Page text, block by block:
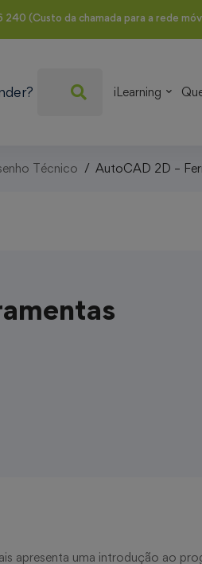
240 (Custo da chamada para a rede
iLearning
Técnico AutoCAD 2D –
apresenta uma introdução ao